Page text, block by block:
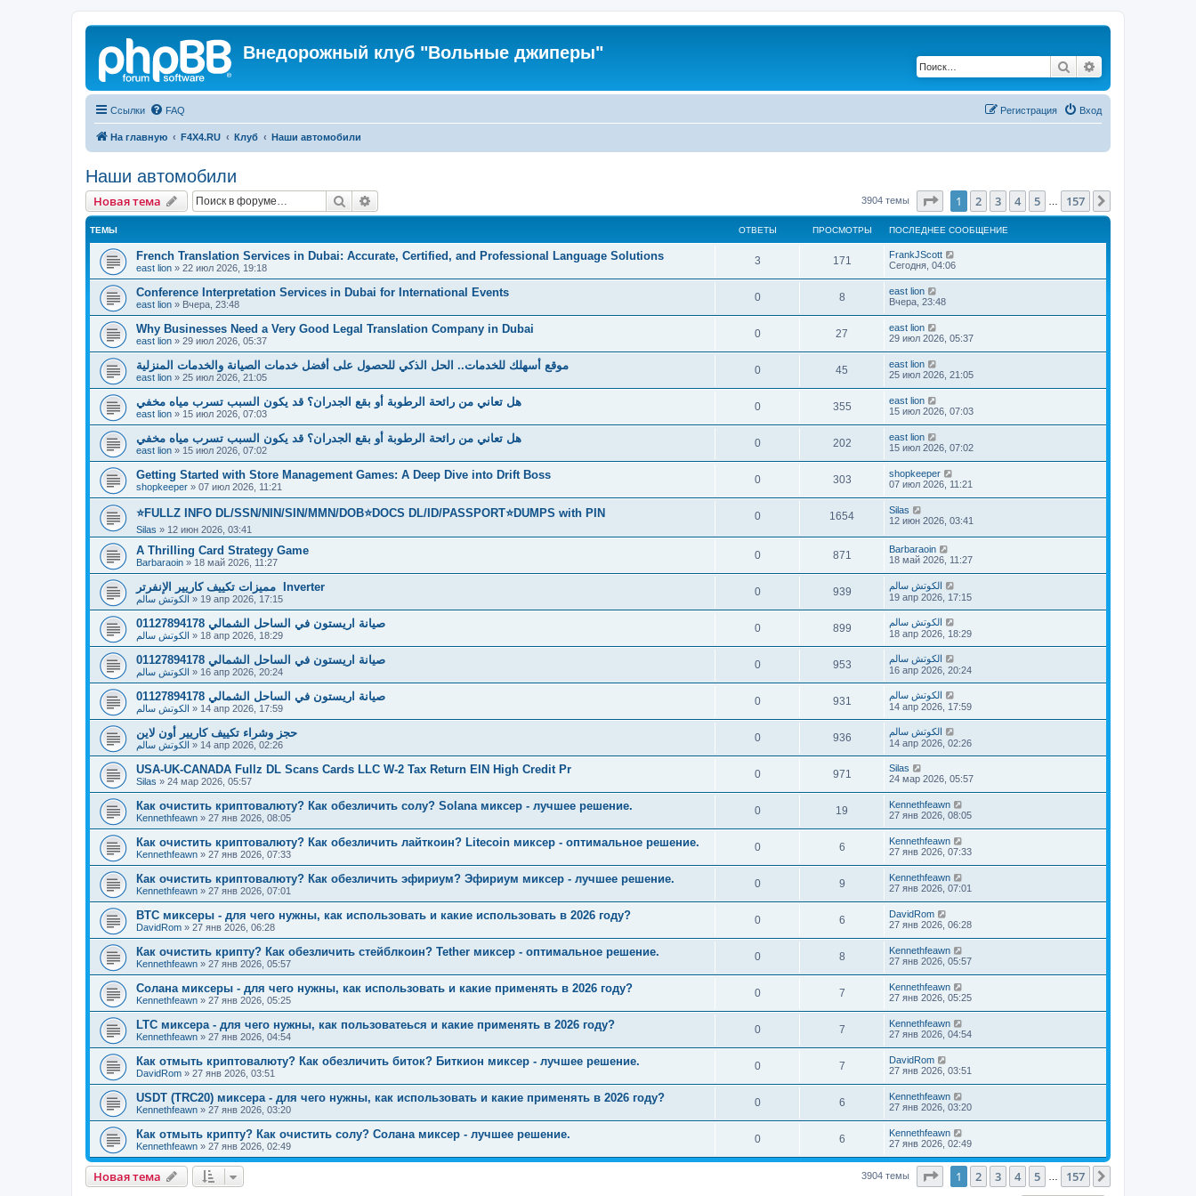
Внедорожный клуб "Вольные джиперы"
Поиск
Ссылки FAQ Вход
Регистрация
На главную F4X4.RU Клуб Наши автомобили
Наши автомобили
Новая тема Поиск 3904 темы Страница1 из 157
1 2 3 4 5 157
ТЕМЫ ОТВЕТЫ ПРОСМОТРЫ ПОСЛЕДНЕЕ СООБЩЕНИЕ
French Translation Services in Dubai: Accurate, Certified, and Professional Language Solutions
east lion » 22 июл 2026, 19:18
3 171
FrankJScott
Сегодня, 04:06
Conference Interpretation Services in Dubai for International Events
east lion » Вчера, 23:48
0 8
east lion
Вчера, 23:48
Why Businesses Need a Very Good Legal Translation Company in Dubai
east lion » 29 июл 2026, 05:37
0 27
east lion
29 июл 2026, 05:37
موقع أسهلك للخدمات.. الحل الذكي للحصول على أفضل خدمات الصيانة والخدمات المنزلية
east lion » 25 июл 2026, 21:05
0 45
east lion
25 июл 2026, 21:05
هل تعاني من رائحة الرطوبة أو بقع الجدران؟ قد يكون السبب تسرب مياه مخفي
east lion » 15 июл 2026, 07:03
0 355
east lion
15 июл 2026, 07:03
هل تعاني من رائحة الرطوبة أو بقع الجدران؟ قد يكون السبب تسرب مياه مخفي
east lion » 15 июл 2026, 07:02
0 202
east lion
15 июл 2026, 07:02
Getting Started with Store Management Games: A Deep Dive into Drift Boss
shopkeeper » 07 июл 2026, 11:21
0 303
shopkeeper
07 июл 2026, 11:21
⭐FULLZ INFO DL/SSN/NIN/SIN/MMN/DOB⭐DOCS DL/ID/PASSPORT⭐DUMPS with PIN
Silas » 12 июн 2026, 03:41
0 1654
Silas
12 июн 2026, 03:41
A Thrilling Card Strategy Game
Barbaraoin » 18 май 2026, 11:27
0 871
Barbaraoin
18 май 2026, 11:27
مميزات تكييف كاريير الإنفرتر Inverter
الكوتش سالم » 19 апр 2026, 17:15
0 939
الكوتش سالم
19 апр 2026, 17:15
01127894178 صيانة اريستون في الساحل الشمالي
الكوتش سالم » 18 апр 2026, 18:29
0 899
الكوتش سالم
18 апр 2026, 18:29
01127894178 صيانة اريستون في الساحل الشمالي
الكوتش سالم » 16 апр 2026, 20:24
0 953
الكوتش سالم
16 апр 2026, 20:24
01127894178 صيانة اريستون في الساحل الشمالي
الكوتش سالم » 14 апр 2026, 17:59
0 931
الكوتش سالم
14 апр 2026, 17:59
الكوتش سالم » 14 апр 2026, 02:26
0 936
الكوتش سالم
14 апр 2026, 02:26
USA-UK-CANADA Fullz DL Scans Cards LLC W-2 Tax Return EIN High Credit Pr
Silas » 24 мар 2026, 05:57
0 971
Silas
24 мар 2026, 05:57
Как очистить криптовалюту? Как обезличить солу? Solana миксер - лучшее решение.
Kennethfeawn » 27 янв 2026, 08:05
0 19
Kennethfeawn
27 янв 2026, 08:05
Как очистить криптовалюту? Как обезличить лайткоин? Litecoin миксер - оптимальное решение.
Kennethfeawn » 27 янв 2026, 07:33
0 6
Kennethfeawn
27 янв 2026, 07:33
Как очистить криптовалюту? Как обезличить эфириум? Эфириум миксер - лучшее решение.
Kennethfeawn » 27 янв 2026, 07:01
0 9
Kennethfeawn
27 янв 2026, 07:01
BTC миксеры - для чего нужны, как использовать и какие использовать в 2026 году?
DavidRom » 27 янв 2026, 06:28
0 6
DavidRom
27 янв 2026, 06:28
Как очистить крипту? Как обезличить стейблкоин? Tether миксер - оптимальное решение.
Kennethfeawn » 27 янв 2026, 05:57
0 8
Kennethfeawn
27 янв 2026, 05:57
Солана миксеры - для чего нужны, как использовать и какие применять в 2026 году?
Kennethfeawn » 27 янв 2026, 05:25
0 7
Kennethfeawn
27 янв 2026, 05:25
LTC миксера - для чего нужны, как пользоватеься и какие применять в 2026 году?
Kennethfeawn » 27 янв 2026, 04:54
0 7
Kennethfeawn
27 янв 2026, 04:54
Как отмыть криптовалюту? Как обезличить биток? Биткион миксер - лучшее решение.
DavidRom » 27 янв 2026, 03:51
0 7
DavidRom
27 янв 2026, 03:51
USDT (TRC20) миксера - для чего нужны, как использовать и какие применять в 2026 году?
Kennethfeawn » 27 янв 2026, 03:20
0 6
Kennethfeawn
27 янв 2026, 03:20
Как отмыть крипту? Как очистить солу? Солана миксер - лучшее решение.
Kennethfeawn » 27 янв 2026, 02:49
0 6
Kennethfeawn
27 янв 2026, 02:49
Новая тема 3904 темы Страница1 из 157
1 2 3 4 5 157